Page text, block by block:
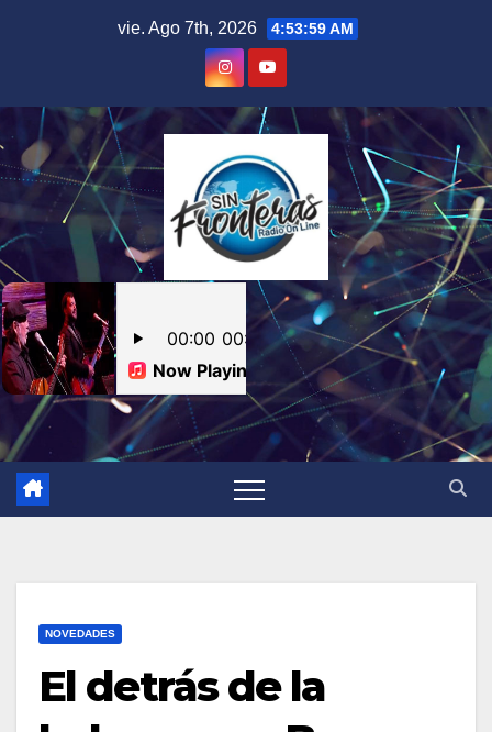
vie. Ago 7th, 2026 4:53:59 AM
NOVEDADES
El detrás de la